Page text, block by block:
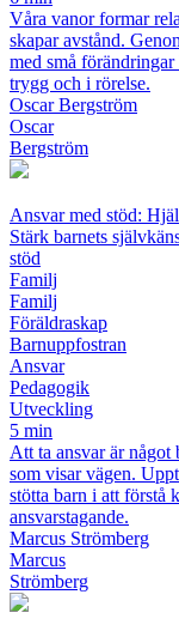
Våra vanor formar
skapar avstånd.
med små
trygg och i rörelse.
Oscar Bergström
Oscar
Bergström
Ansvar med stöd:
Stärk barnets
stöd
Familj
Familj
Föräldraskap
Barnuppfostran
Ansvar
Pedagogik
Utveckling
5 min
Att ta ansvar är något
som visar vägen.
stötta barn i att förstå
ansvarstagande.
Marcus Strömberg
Marcus
Strömberg